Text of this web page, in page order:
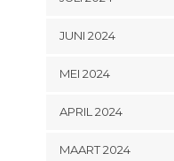
JUNI 2024
MEI 2024
APRIL 2024
MAART 2024